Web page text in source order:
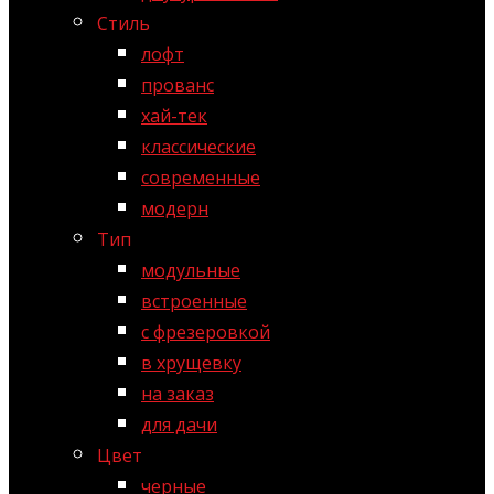
Стиль
лофт
прованс
хай-тек
классические
современные
модерн
Тип
модульные
встроенные
с фрезеровкой
в хрущевку
на заказ
для дачи
Цвет
черные